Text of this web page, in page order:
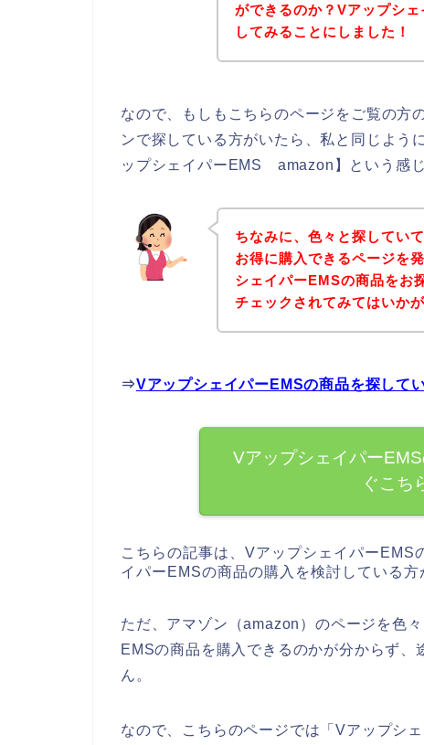
ができるのか？Vアップシ
してみることにしました！
なので、もしもこちらのページをご覧の方
ンで探している方がいたら、私と同じよ
ップシェイパーEMS amazon】という感
ちなみに、色々と探してい
お得に購入できるページを
シェイパーEMSの商品をお
チェックされてみてはいか
⇒VアップシェイパーEMSの商品を探して
Vアップシェイパー
ぐこち
こちらの記事は、VアップシェイパーEMS
イパーEMSの商品の購入を検討している方
ただ、アマゾン（amazon）のページを色
EMSの商品を購入できるのかが分からず
ん。
なので、こちらのページでは「Vアップシ